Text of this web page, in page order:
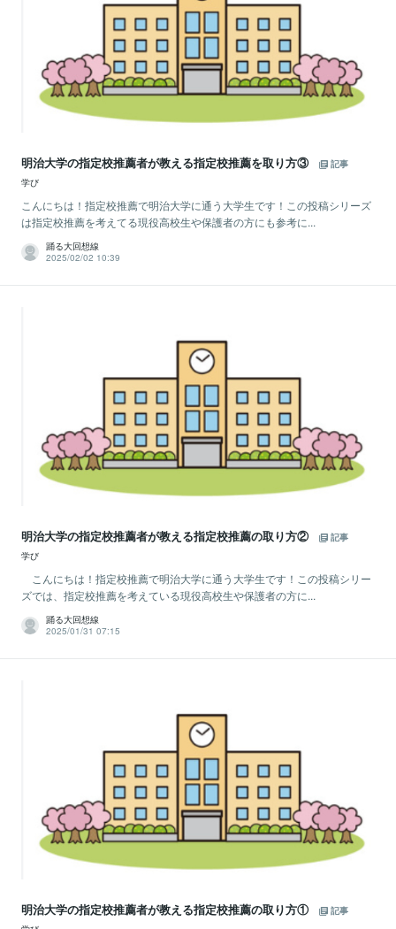
明治大学の指定校推薦者が教える指定校推薦を取り方③
記事
学び
こんにちは！指定校推薦で明治大学に通う大学生です！この投稿シリーズ
は指定校推薦を考えてる現役高校生や保護者の方にも参考に...
踊る大回想線
2025/02/02 10:39
明治大学の指定校推薦者が教える指定校推薦の取り方②
記事
学び
こんにちは！指定校推薦で明治大学に通う大学生です！この投稿シリー
ズでは、指定校推薦を考えている現役高校生や保護者の方に...
踊る大回想線
2025/01/31 07:15
明治大学の指定校推薦者が教える指定校推薦の取り方①
記事